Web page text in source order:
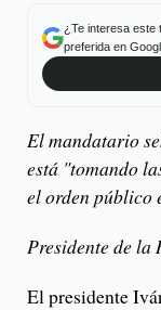
¿Te interesa este
preferida en
El mandatario
está "tomando
el orden público
Presidente de la
El presidente